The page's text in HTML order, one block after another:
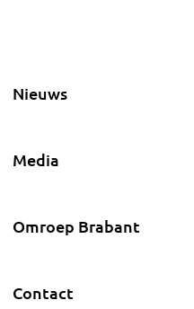
Nieuws
Media
Omroep Brabant
Contact